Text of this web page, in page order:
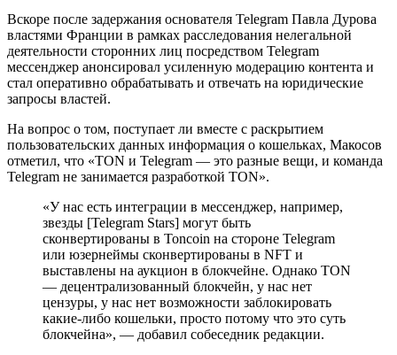
Вскоре после задержания основателя Telegram Павла Дурова
властями Франции в рамках расследования нелегальной
деятельности сторонних лиц посредством Telegram
мессенджер анонсировал усиленную модерацию контента и
стал оперативно обрабатывать и отвечать на юридические
запросы властей.
На вопрос о том, поступает ли вместе с раскрытием
пользовательских данных информация о кошельках, Макосов
отметил, что «TON и Telegram — это разные вещи, и команда
Telegram не занимается разработкой TON».
«У нас есть интеграции в мессенджер, например,
звезды [Telegram Stars] могут быть
сконвертированы в Toncoin на стороне Telegram
или юзернеймы сконвертированы в NFT и
выставлены на аукцион в блокчейне. Однако TON
— децентрализованный блокчейн, у нас нет
цензуры, у нас нет возможности заблокировать
какие-либо кошельки, просто потому что это суть
блокчейна», — добавил собеседник редакции.